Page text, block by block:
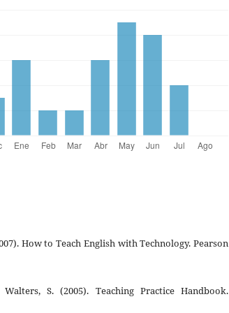
How to Teach English with Technology. Pearson
S. (2005). Teaching Practice Handbook.